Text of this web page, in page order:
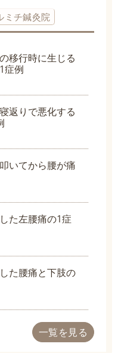
ミチ鍼灸院
移行時に生じる
症例
返りで悪化する
いてから腰が痛
た左腰痛の1症
た腰痛と下肢の
一覧を見る